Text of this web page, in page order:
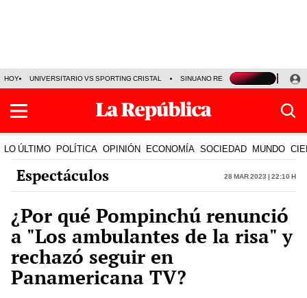
HOY UNIVERSITARIO VS SPORTING CRISTAL SINUANO RESULTADOS HOY
LO ÚLTIMO POLÍTICA OPINIÓN ECONOMÍA SOCIEDAD MUNDO
Espectáculos 28 Mar 2023 | 22:10 h
¿Por qué Pompinchú renunció
a "Los ambulantes de la risa" y
rechazó seguir en
Panamericana TV?